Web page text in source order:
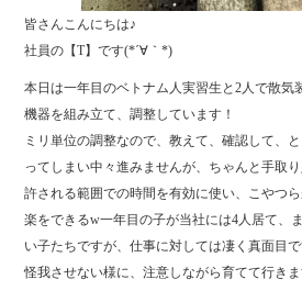
皆さんこんにちは♪
社員の【T】です(*´∀｀*)
本日は一年目のベトナム人実習生と2人で散気
機器を組み立て、調整しています！
ミリ単位の調整なので、教えて、確認して、
ってしまい中々進みませんが、ちゃんと手取
許される範囲での時間を有効に使い、こやつ
楽をできるw一年目の子が当社には4人居て、
い子たちですが、仕事に対しては凄く真面目で
怪我させない様に、注意しながら育てて行き